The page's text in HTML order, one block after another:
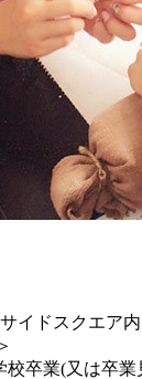
イドスクエア
卒業(又は卒業